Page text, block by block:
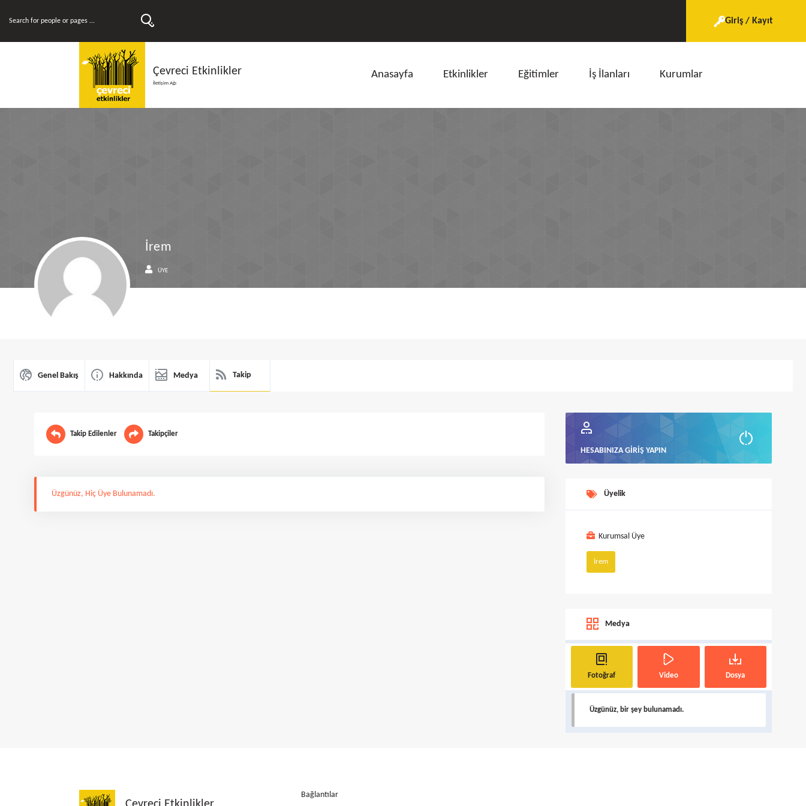
Giriş / Kayıt
Çevreci Etkinlikler
İletişim Ağı
Anasayfa Etkinlikler Eğitimler İş İlanları Kurumlar
İrem
ÜYE
Genel Bakış Hakkında Medya Takip
Takip Edilenler Takipçiler
Üzgünüz, Hiç Üye Bulunamadı.
HESABINIZA GIRIŞ YAPIN
Üyelik
Kurumsal Üye
İrem
Medya
Fotoğraf Video Dosya
Üzgünüz, bir şey bulunamadı.
Bağlantılar